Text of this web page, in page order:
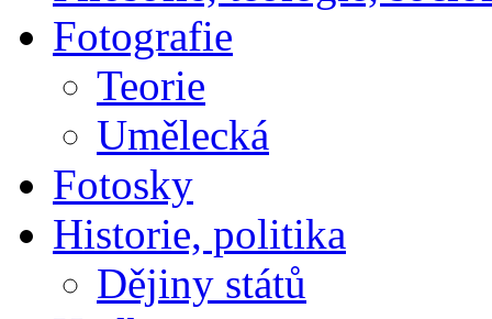
Fotografie
Teorie
Umělecká
Fotosky
Historie, politika
Dějiny států